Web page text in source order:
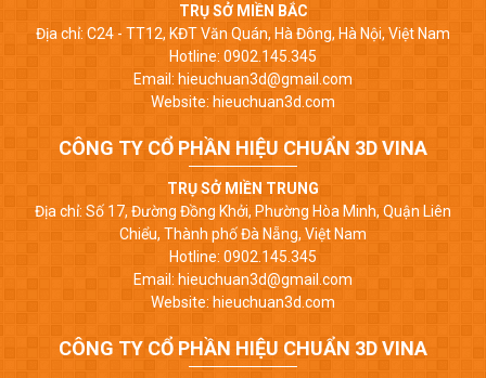
TRỤ SỞ MIỀN BẮC
Địa chỉ: C24 - TT12, KĐT Văn Quán, Hà Đông, Hà Nội, Việt Nam
Hotline: 0902.145.345
Email: hieuchuan3d@gmail.com
Website: hieuchuan3d.com
CÔNG TY CỔ PHẦN HIỆU CHUẨN 3D VINA
TRỤ SỞ MIỀN TRUNG
Địa chỉ: Số 17, Đường Đồng Khởi, Phường Hòa Minh, Quận Liên
Chiểu, Thành phố Đà Nẵng, Việt Nam
Hotline: 0902.145.345
Email: hieuchuan3d@gmail.com
Website: hieuchuan3d.com
CÔNG TY CỔ PHẦN HIỆU CHUẨN 3D VINA